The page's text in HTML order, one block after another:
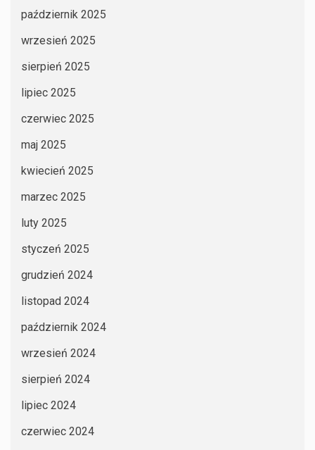
październik 2025
wrzesień 2025
sierpień 2025
lipiec 2025
czerwiec 2025
maj 2025
kwiecień 2025
marzec 2025
luty 2025
styczeń 2025
grudzień 2024
listopad 2024
październik 2024
wrzesień 2024
sierpień 2024
lipiec 2024
czerwiec 2024